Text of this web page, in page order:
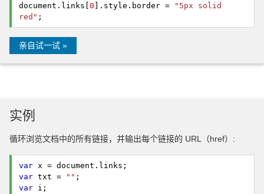
document. links 0 ]. style . border =
"5px solid
red" ;
亲自试一试 »
实例
循环浏览文档中的所有链接，并输出每个链接的 URL（href）:
var x = document. links ;
var txt = "" ;
var i;